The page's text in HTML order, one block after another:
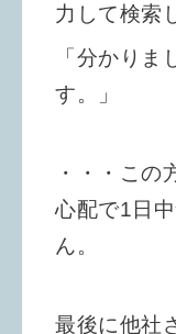
力して検索
「分かりま
す。」
・・・この
心配で1日
ん。
最後に他社